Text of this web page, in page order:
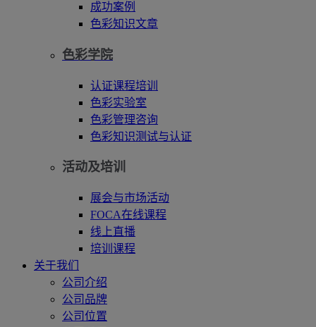
成功案例
色彩知识文章
色彩学院
认证课程培训
色彩实验室
色彩管理咨询
色彩知识测试与认证
活动及培训
展会与市场活动
FOCA在线课程
线上直播
培训课程
关于我们
公司介绍
公司品牌
公司位置